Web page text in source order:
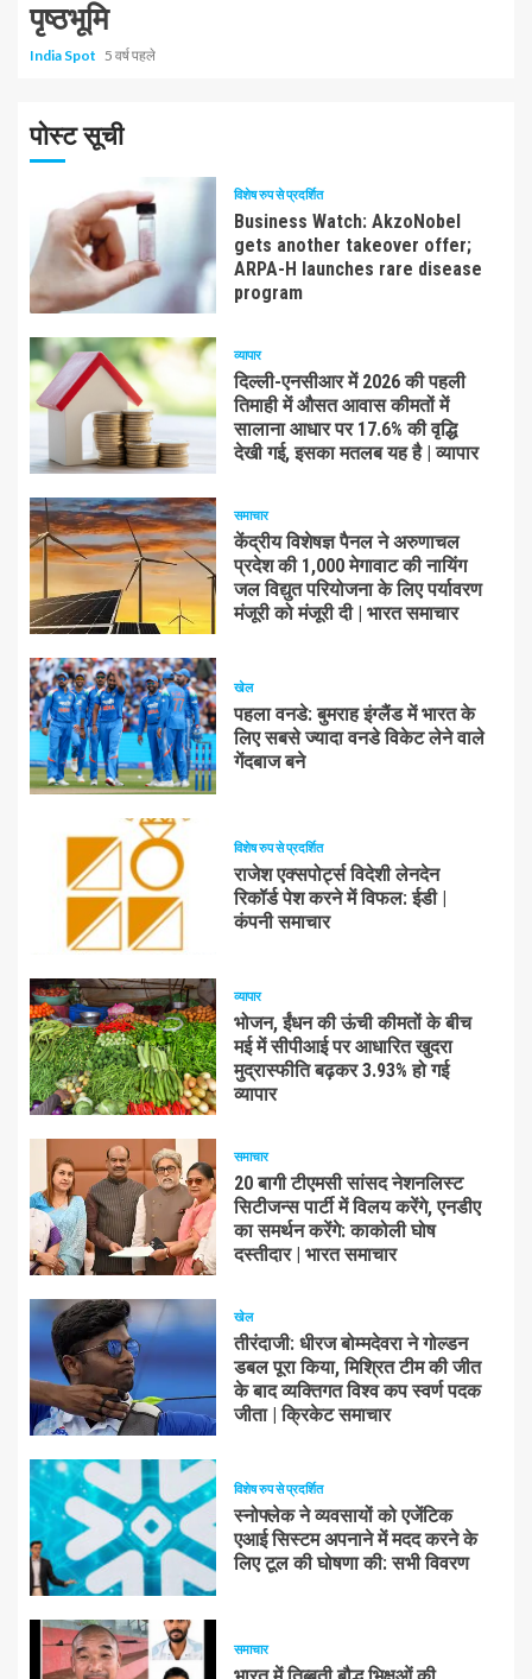
पृष्ठभूमि
India Spot 5 वर्ष पहले
पोस्ट सूची
विशेष रुप से प्रदर्शित
Business Watch: AkzoNobel
gets another takeover offer;
ARPA-H launches rare disease
program
व्यापार
दिल्ली-एनसीआर में 2026 की पहली
तिमाही में औसत आवास कीमतों में
सालाना आधार पर 17.6% की वृद्धि
देखी गई, इसका मतलब यह है | व्यापार
समाचार
केंद्रीय विशेषज्ञ पैनल ने अरुणाचल
प्रदेश की 1,000 मेगावाट की नायिंग
जल विद्युत परियोजना के लिए पर्यावरण
मंजूरी को मंजूरी दी | भारत समाचार
खेल
पहला वनडे: बुमराह इंग्लैंड में भारत के
लिए सबसे ज्यादा वनडे विकेट लेने वाले
गेंदबाज बने
विशेष रुप से प्रदर्शित
राजेश एक्सपोर्ट्स विदेशी लेनदेन
रिकॉर्ड पेश करने में विफल: ईडी |
कंपनी समाचार
व्यापार
भोजन, ईंधन की ऊंची कीमतों के बीच
मई में सीपीआई पर आधारित खुदरा
मुद्रास्फीति बढ़कर 3.93% हो गई
व्यापार
समाचार
20 बागी टीएमसी सांसद नेशनलिस्ट
सिटीजन्स पार्टी में विलय करेंगे, एनडीए
का समर्थन करेंगे: काकोली घोष
दस्तीदार | भारत समाचार
खेल
तीरंदाजी: धीरज बोम्मदेवरा ने गोल्डन
डबल पूरा किया, मिश्रित टीम की जीत
के बाद व्यक्तिगत विश्व कप स्वर्ण पदक
जीता | क्रिकेट समाचार
विशेष रुप से प्रदर्शित
स्नोफ्लेक ने व्यवसायों को एजेंटिक
एआई सिस्टम अपनाने में मदद करने के
लिए टूल की घोषणा की: सभी विवरण
समाचार